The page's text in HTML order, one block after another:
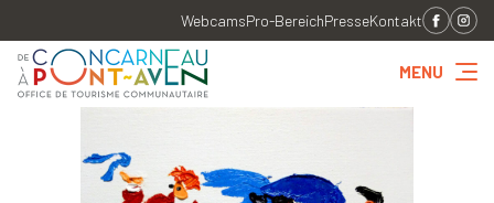
WebcamsPro-BereichPresseKontakt
MENU